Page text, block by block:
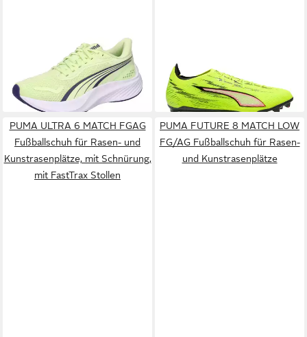
Laufschuhe Pounce Lite Jr
401512 Laufschuh
+3 -47%
PUMA ULTRA 6 MATCH FGAG
Fußballschuh für Rasen- und
Kunstrasenplätze, mit Schnürung,
mit FastTrax Stollen
PUMA FUTURE 8 MATCH LOW
FG/AG Fußballschuh für Rasen-
und Kunstrasenplätze